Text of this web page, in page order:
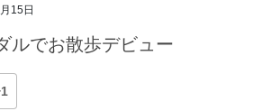
15日
ルでお散歩デビュー